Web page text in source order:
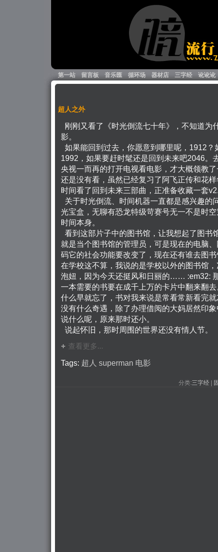
第一站 留言板 音乐匯 循环场 器材店 三字经 讹讹讹
超人之外
刚刚又看了《时光倒流七十年》，不知道为
影。
如果能回到过去，你愿意到哪里呢，1912
1992，如果要赶时髦还是回到未来吧2046。
央视一而再的打开电视看电影，才大概领教
还是没有看，虽然已经复习了阿飞正传和花
时间看了回到未来三部曲，正准备收藏一套
关于时光倒流、时间机器一直都是感兴趣的
光宝盒，无聊有恐龙特级苛赛号无一不是时
时间本身。
看到这部片子中的图书馆，让我想起了图书
就是当个图书馆的管理员，可是现在的电脑
码它的社会功能要改变了，现在还有谁去图
在学校这不算，我说的是学校以外的图书馆
泡妞，因为今天还挺风和日丽的…… :em32:
一本需要的书要在成千上万的卡片中翻来翻
什么早就忘了，书对我来说是常看常新看完
没有什么奇遇，除了办理借阅的大妈居然印
说什么呢，原来那时还小。
说起怀旧，那时周围的世界还没有情人节。
查看更多...
Tags: 超人 superman 电影
分类:三字经|